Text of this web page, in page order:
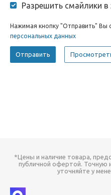
Разрешить смайлики
Нажимая кнопку "Отправить" Вы
персональных данных
*Цены и наличие товара,
публичной офертой. Точную
уточняйте у